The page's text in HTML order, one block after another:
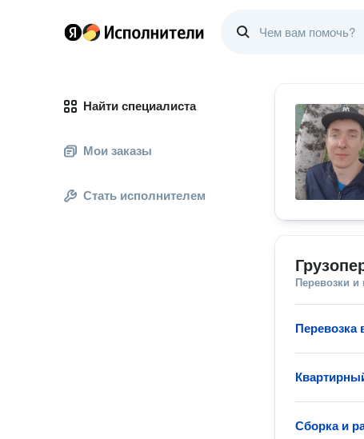
Найти специалиста
Мои заказы
Стать исполнителем
Перевозки и
Перевозка
Сборка и